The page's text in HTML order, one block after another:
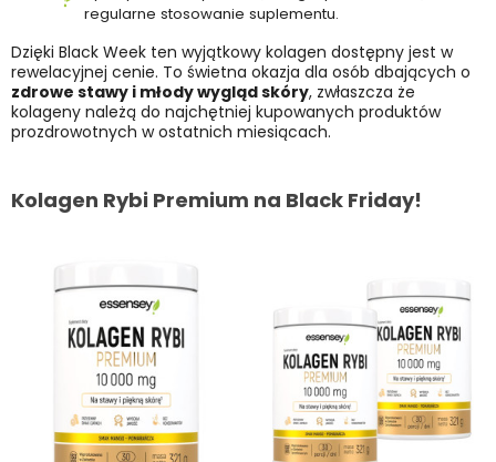
regularne stosowanie suplementu.
Dzięki Black Week ten wyjątkowy kolagen dostępny jest w
rewelacyjnej cenie. To świetna okazja dla osób dbających o
zdrowe stawy i młody wygląd skóry, zwłaszcza że
kolageny należą do najchętniej kupowanych produktów
prozdrowotnych w ostatnich miesiącach.
Kolagen Rybi Premium na Black Friday!